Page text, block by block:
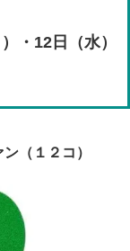
・12日（水）
（１２コ）